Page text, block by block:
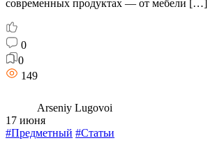
современных продуктах — от мебели […]
0
0
149
Arseniy Lugovoi
17 июня
#Предметный #Статьи